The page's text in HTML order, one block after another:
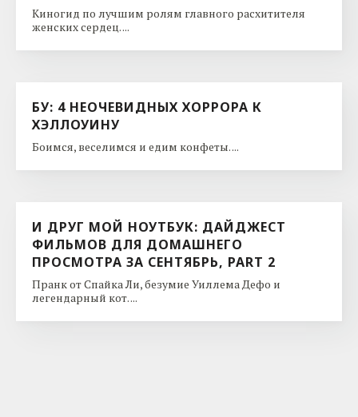
Киногид по лучшим ролям главного расхитителя
женских сердец. ...
БУ: 4 НЕОЧЕВИДНЫХ ХОРРОРА К
ХЭЛЛОУИНУ
Боимся, веселимся и едим конфеты. ...
И ДРУГ МОЙ НОУТБУК: ДАЙДЖЕСТ
ФИЛЬМОВ ДЛЯ ДОМАШНЕГО
ПРОСМОТРА ЗА СЕНТЯБРЬ, PART 2
Пранк от Спайка Ли, безумие Уиллема Дефо и
легендарный кот. ...